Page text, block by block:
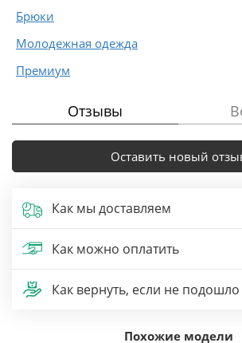
Брюки
Молодежная одежда
Премиум
Отзывы
Оставить новый
Как мы доставляем
Как можно оплатить
Как вернуть, если не подошло
Похожие модели